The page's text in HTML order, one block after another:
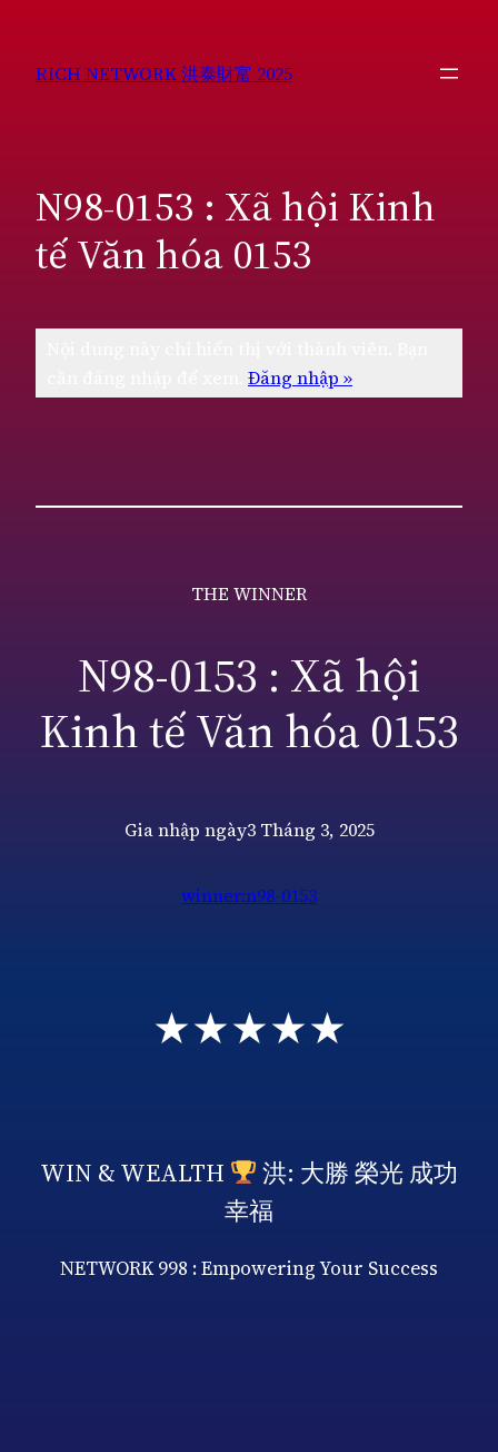
phầnRICH NETWORK 洪泰財富 2025
N98-0153 : Xã hội Kinh
tế Văn hóa 0153
Đăng nhập »
THE WINNER
N98-0153 : Xã hội
Kinh tế Văn hóa 0153
Gia nhập ngày3 Tháng 3, 2025
winner:n98-0153
★★★★★
WIN & WEALTH
洪: 大勝 榮光 成功
幸福
NETWORK 998 : Empowering Your Success